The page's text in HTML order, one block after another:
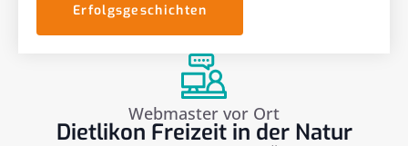
Erfolgsgeschichten
Webmaster vor Ort
Dietlikon Freizeit in der Natur